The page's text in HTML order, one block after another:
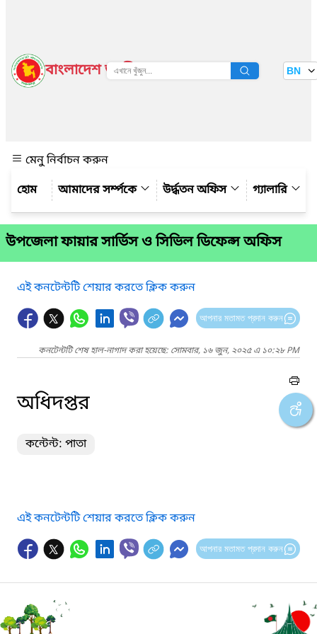
বাংলাদেশ জাতীয় তথ্য বাতায়ন BN
মেনু নির্বাচন করুন
আমাদের সর্ম্পকে
উর্দ্ধতন অফিস গ্যালারি
উপজেলা ফায়ার সার্ভিস ও সিভিল ডিফেন্স অফিস
এই কনটেন্টটি শেয়ার করতে ক্লিক করুন
আপনার মতামত প্রদান করুন
কনটেন্টটি শেষ হাল-নাগাদ করা হয়েছে: সোমবার, ১৬ জুন, ২০২৫ এ ১০:২৮ PM
অধিদপ্তর
কন্টেন্ট: পাতা
এই কনটেন্টটি শেয়ার করতে ক্লিক করুন
আপনার মতামত প্রদান করুন